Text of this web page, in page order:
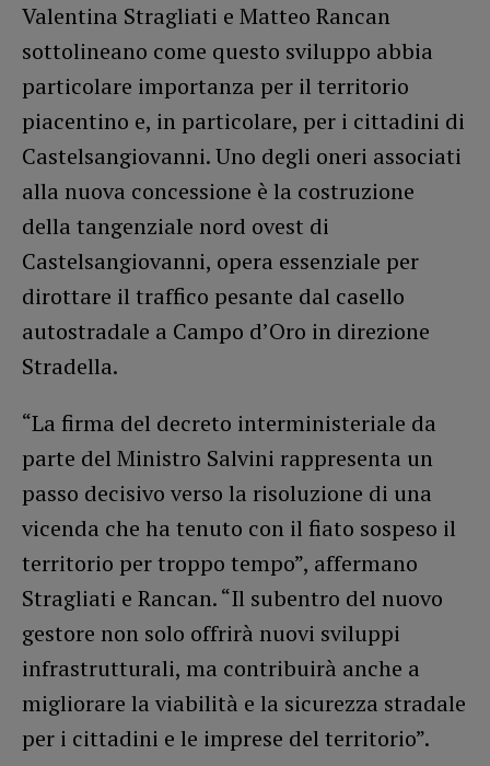
Valentina Stragliati e Matteo Rancan
sottolineano come questo sviluppo abbia
particolare importanza per il territorio
piacentino e, in particolare, per i cittadini di
Castelsangiovanni. Uno degli oneri associati
alla nuova concessione è la costruzione
della tangenziale nord ovest di
Castelsangiovanni, opera essenziale per
dirottare il traffico pesante dal casello
autostradale a Campo d’Oro in direzione
Stradella.
“La firma del decreto interministeriale da
parte del Ministro Salvini rappresenta un
passo decisivo verso la risoluzione di una
vicenda che ha tenuto con il fiato sospeso il
territorio per troppo tempo”, affermano
Stragliati e Rancan. “Il subentro del nuovo
gestore non solo offrirà nuovi sviluppi
infrastrutturali, ma contribuirà anche a
migliorare la viabilità e la sicurezza stradale
per i cittadini e le imprese del territorio”.